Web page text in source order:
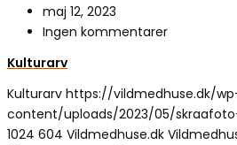
maj 12, 2023
Ingen kommentarer
Kulturarv
Kulturarv https://vildmedhuse.dk/
content/uploads/2023/05/
1024 604 Vildmedhuse.dk